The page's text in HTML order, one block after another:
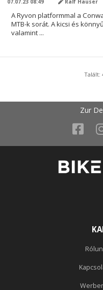
07.07.23 08:49 Ralf Hauser
A Ryvon platformmal a
MTB-k sorát. A kicsi és
valamint ...
Talált:
Zur